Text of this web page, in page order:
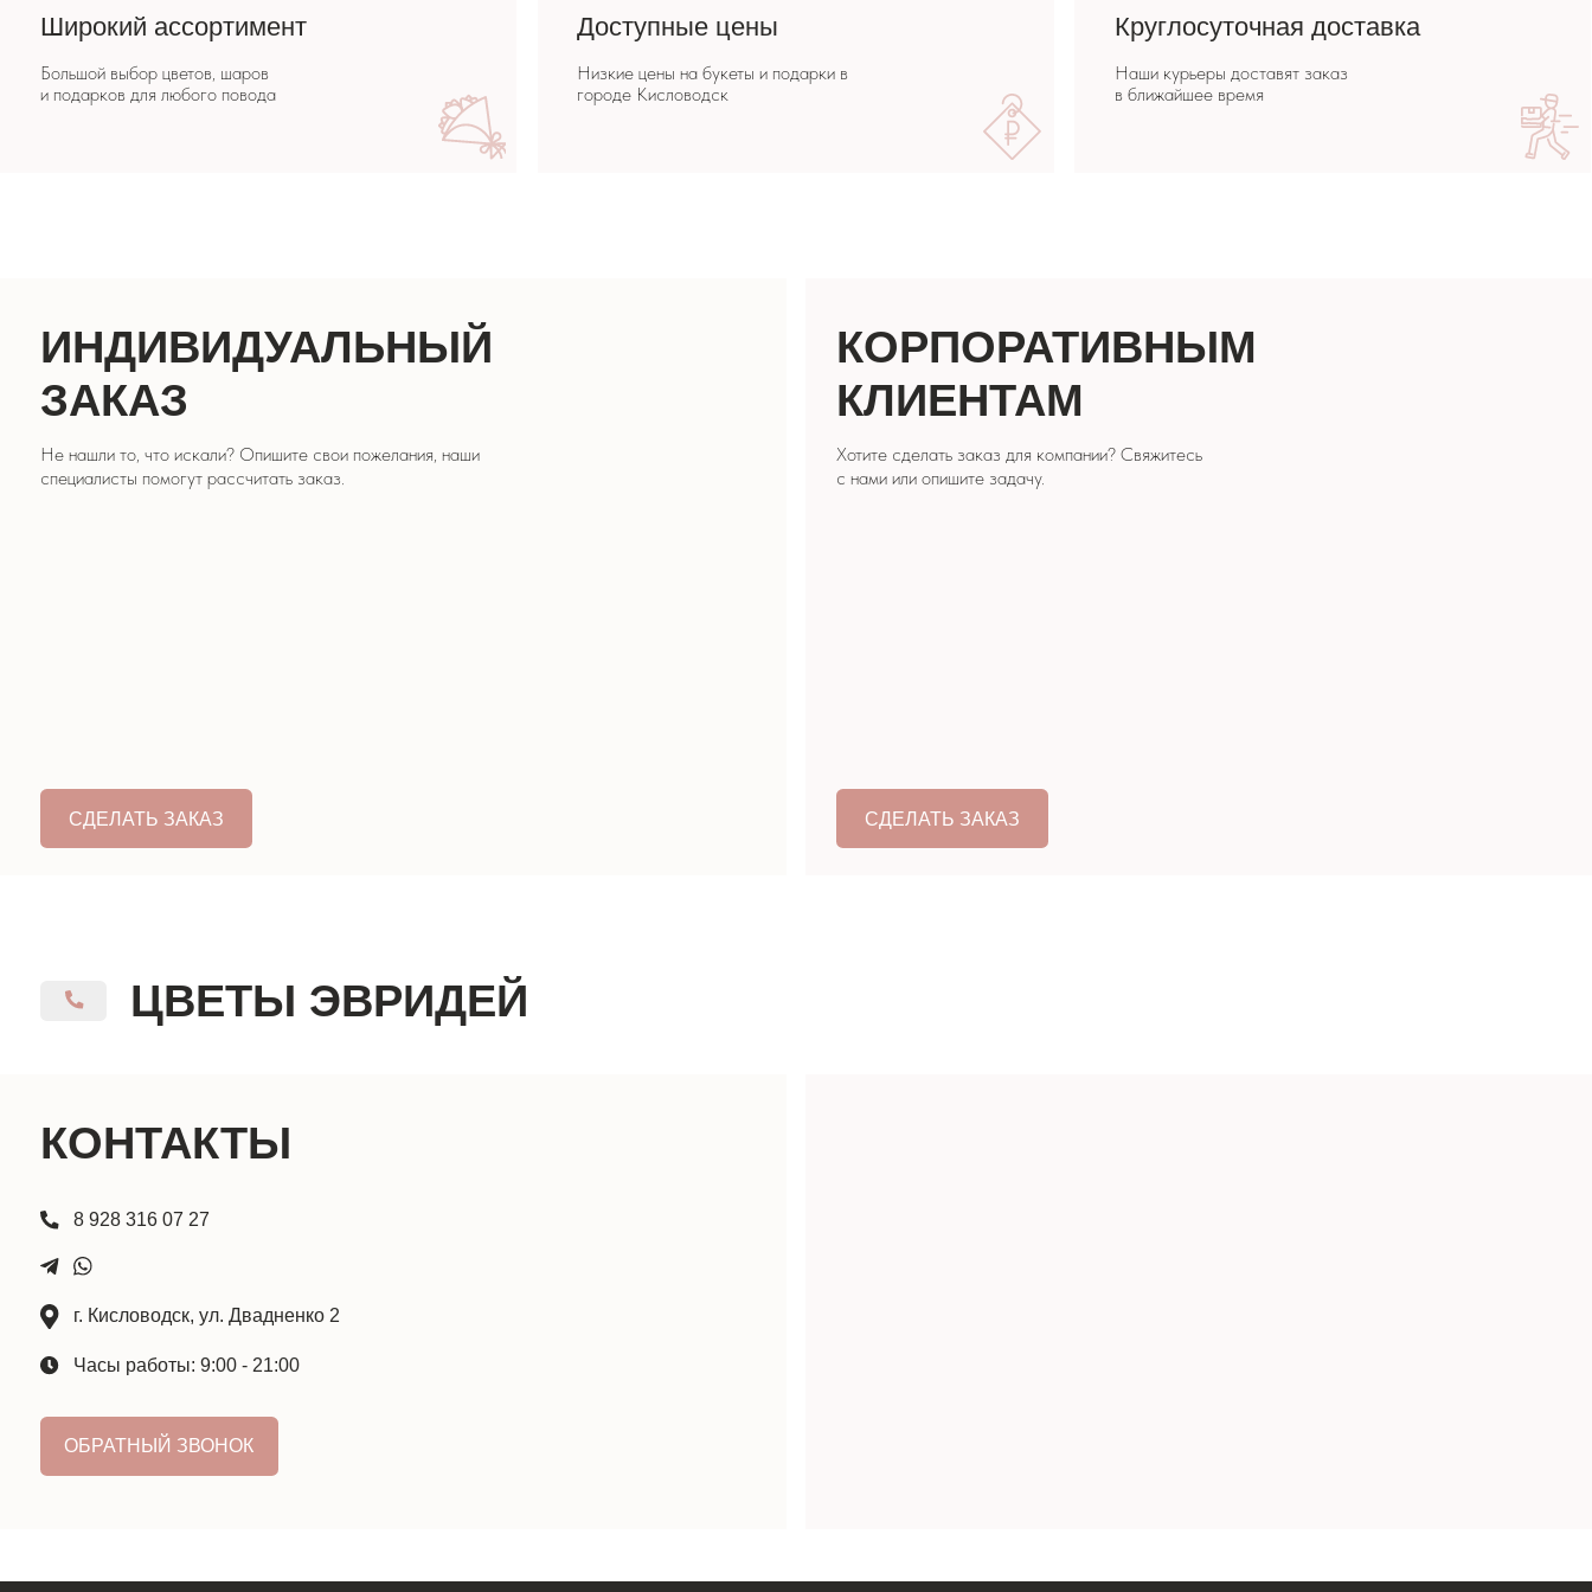
ИНДИВИДУАЛЬНЫЙ
КОРПОРАТИВНЫМ
КОНТАКТЫ
Часы работы: 9:00 - 21:00